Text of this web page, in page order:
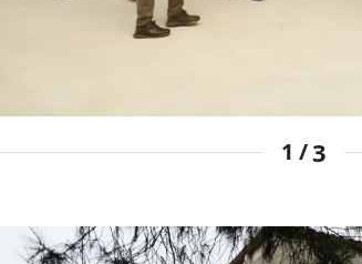
1 /3